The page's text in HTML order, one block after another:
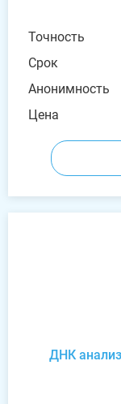
Точность
Срок
Анонимность
Цена
ДНК